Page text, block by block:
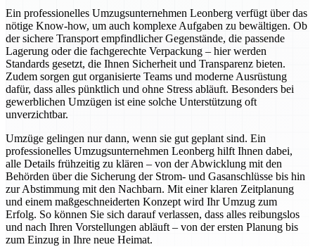
Ein professionelles Umzugsunternehmen Leonberg verfügt über das
nötige Know-how, um auch komplexe Aufgaben zu bewältigen. Ob
der sichere Transport empfindlicher Gegenstände, die passende
Lagerung oder die fachgerechte Verpackung – hier werden
Standards gesetzt, die Ihnen Sicherheit und Transparenz bieten.
Zudem sorgen gut organisierte Teams und moderne Ausrüstung
dafür, dass alles pünktlich und ohne Stress abläuft. Besonders bei
gewerblichen Umzügen ist eine solche Unterstützung oft
unverzichtbar.
Umzüge gelingen nur dann, wenn sie gut geplant sind. Ein
professionelles Umzugsunternehmen Leonberg hilft Ihnen dabei,
alle Details frühzeitig zu klären – von der Abwicklung mit den
Behörden über die Sicherung der Strom- und Gasanschlüsse bis hin
zur Abstimmung mit den Nachbarn. Mit einer klaren Zeitplanung
und einem maßgeschneiderten Konzept wird Ihr Umzug zum
Erfolg. So können Sie sich darauf verlassen, dass alles reibungslos
und nach Ihren Vorstellungen abläuft – von der ersten Planung bis
zum Einzug in Ihre neue Heimat.